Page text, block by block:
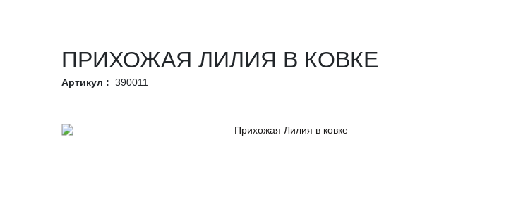
ПРИХОЖАЯ ЛИЛИЯ В КОВКЕ
Артикул : 390011